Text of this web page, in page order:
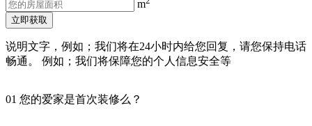
m
立即获取
说明文字，例如；我们将在24小时内给您回复，请您保持电话
畅通。 例如；我们将保障您的个人信息安全等
01 您的爱家是首次装修么？